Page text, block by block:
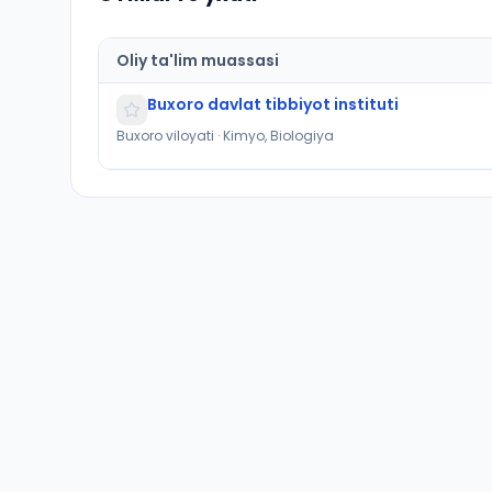
Oliy ta'lim muassasi
Buxoro davlat tibbiyot instituti
Buxoro viloyati · Kimyo, Biologiya